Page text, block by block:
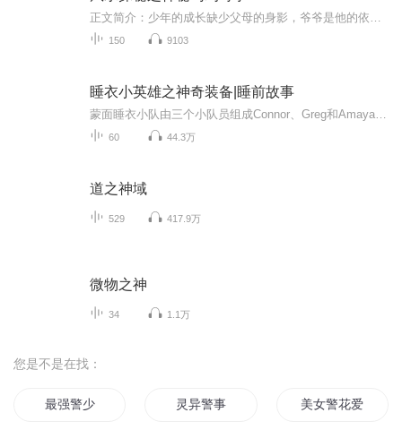
150 9103
睡衣小英雄之神奇装备|睡前故事
60 44.3万
道之神域
529 417.9万
微物之神
34 1.1万
您是不是在找：
最强警少 灵异警事 美女警花爱上我